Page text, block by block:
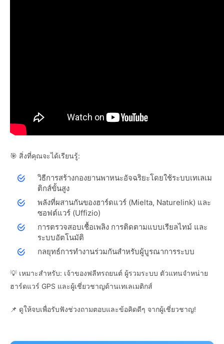
🎯 สิ่งที่คุณจะได้เรียนรู้:
วิธีการสร้างกองยานพาหนะอัจฉริยะโดยใช้ระบบเทเลเม
ติกส์ขั้นสูง
พลังที่ผสานกันของฮาร์ดแวร์ (Mielta, Naturelink) และ
ซอฟต์แวร์ (Uffizio)
การตรวจสอบเชื้อเพลิง การติดตามแบบเรียลไทม์ และ
ระบบอัตโนมัติ
กลยุทธ์การทำงานร่วมกันสำหรับผู้บูรณาการระบบ
💡 เหมาะสำหรับ: เจ้าของฟลีทรถยนต์ ผู้รวมระบบ ตัวแทนจำหน่าย
ฮาร์ดแวร์ GPS และผู้เชี่ยวชาญด้านเทเลเมติกส์
📌 ดูให้จบเพื่อรับฟังช่วงถามตอบและข้อคิดดีๆ จากผู้เชี่ยวชาญ!